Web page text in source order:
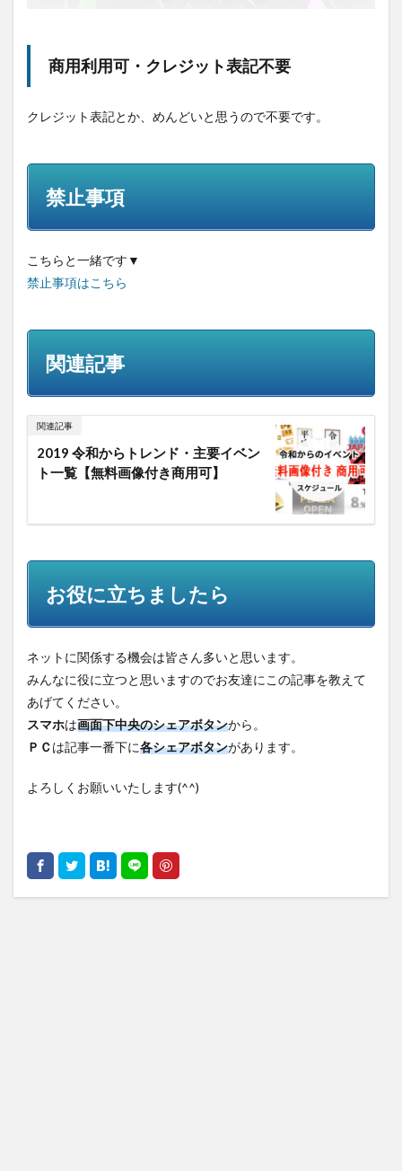
商用利用可・クレジット表記不要
クレジット表記とか、めんどいと思うので不要です。
禁止事項
こちらと一緒です▼
禁止事項はこちら
関連記事
関連記事
2019 令和からトレンド・主要イベン
ト一覧【無料画像付き商用可】
お役に立ちましたら
ネットに関係する機会は皆さん多いと思います。
みんなに役に立つと思いますのでお友達にこの記事を教えて
あげてください。
スマホは画面下中央のシェアボタンから。
ＰＣは記事一番下に各シェアボタンがあります。
よろしくお願いいたします(^^)